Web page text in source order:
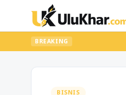
BREAKING
BISNIS